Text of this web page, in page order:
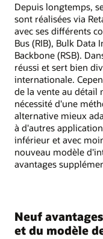
Depuis longtemps,
sont réalisées via
avec ses différents
Bus (RIB), Bulk Data
Backbone (RSB).
réussi et sert bien
internationale.
de la vente au détail
nécessité d'une
alternative mieux
à d'autres
inférieur et avec
nouveau modèle
avantages
Neuf
et du modèle